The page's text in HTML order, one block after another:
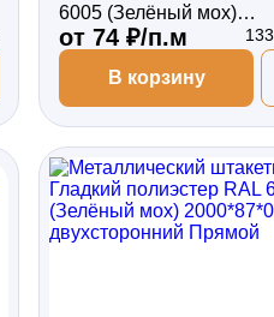
6005 (Зелёный мох)
1800*87*0,45
Прямой
от 74 ₽/п.м
В корзину